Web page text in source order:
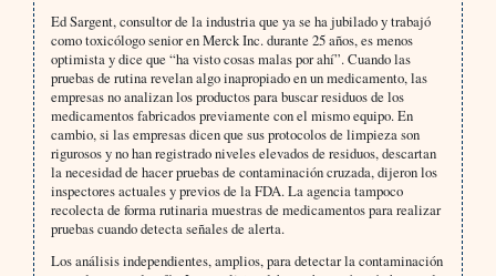
Ed Sargent, consultor de la industria que ya se ha jubilado y trabajó
como toxicólogo senior en Merck Inc. durante 25 años, es menos
optimista y dice que “ha visto cosas malas por ahí”. Cuando las
pruebas de rutina revelan algo inapropiado en un medicamento, las
empresas no analizan los productos para buscar residuos de los
medicamentos fabricados previamente con el mismo equipo. En
cambio, si las empresas dicen que sus protocolos de limpieza son
rigurosos y no han registrado niveles elevados de residuos, descartan
la necesidad de hacer pruebas de contaminación cruzada, dijeron los
inspectores actuales y previos de la FDA. La agencia tampoco
recolecta de forma rutinaria muestras de medicamentos para realizar
pruebas cuando detecta señales de alerta.
Los análisis independientes, amplios, para detectar la contaminación